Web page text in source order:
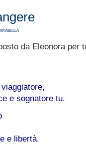
da Eleonora per
e sognatore tu.
e libertà.